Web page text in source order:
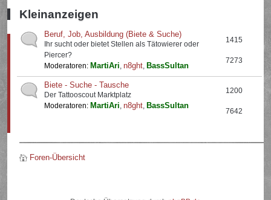
Kleinanzeigen
Beruf, Job, Ausbildung (Biete & Suche)
Ihr sucht oder bietet Stellen als Tätowierer oder
Piercer?
Moderatoren: MartiAri,n8ght, BassSultan
1415
7273
Biete - Suche - Tausche
Der Tattooscout Marktplatz
Moderatoren: MartiAri,n8ght, BassSultan
1200
7642
Foren-Übersicht